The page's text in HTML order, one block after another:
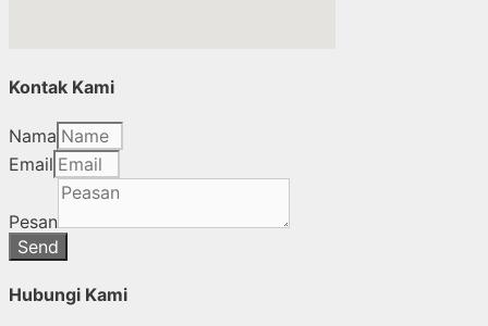
Kontak Kami
Nama
Email
Pesan
Send
Hubungi Kami